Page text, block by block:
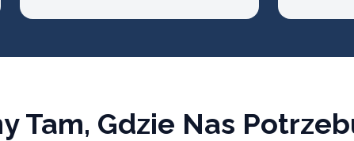
Tam, Gdzie Nas